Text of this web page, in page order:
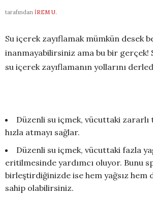
tarafından İREM U.
Su içerek zayıflamak mümkün desek
inanmayabilirsiniz ama bu bir gerçek!
su içerek zayıflamanın yollarını
Düzenli su içmek, vücuttaki zararlı
hızla atmayı sağlar.
Düzenli su içmek, vücuttaki fazla
eritilmesinde yardımcı oluyor. Bunu
birleştirdiğinizde ise hem yağsız hem
sahip olabilirsiniz.